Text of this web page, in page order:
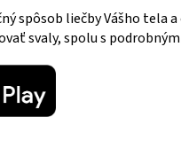
spôsob liečby Vášho
svaly, spolu s